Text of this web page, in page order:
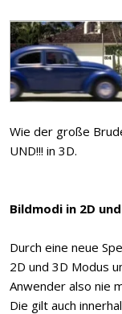
Wie der große
UND!!! in 3D.
Bildmodi in 2D
Durch eine neue
2D und 3D Modus
Anwender also nie
Die gilt auch